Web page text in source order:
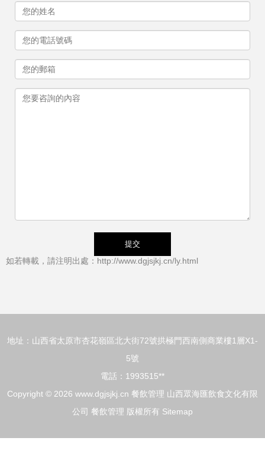
如若轉載，請注明出處：http://www.dgjsjkj.cn/ly.html
地址：山西省太原市杏花嶺區北大街72號拱極門西南側商業樓1層X1-
5號
電話：1993515**
Copyright © 2026 www.dgjsjkj.cn 餐飲管理 山西眾海匯飲食文化有限
公司 餐飲管理 版權所有 Sitemap